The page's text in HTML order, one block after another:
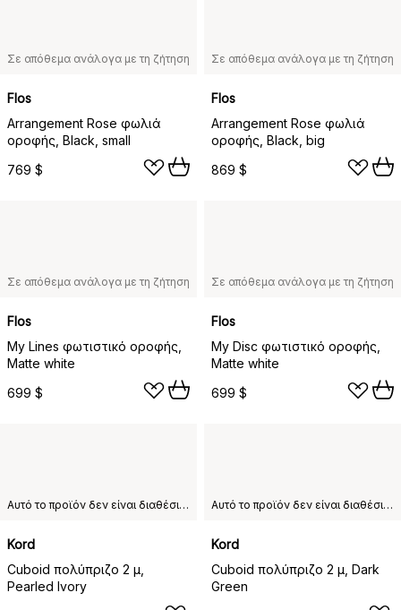
Σε απόθεμα ανάλογα με τη ζήτηση
Flos
Arrangement Rose φωλιά
οροφής, Black, small
769 $
Σε απόθεμα ανάλογα με τη ζήτηση
Flos
Arrangement Rose φωλιά
οροφής, Black, big
869 $
Σε απόθεμα ανάλογα με τη ζήτηση
Flos
My Lines φωτιστικό οροφής,
Matte white
699 $
Σε απόθεμα ανάλογα με τη ζήτηση
Flos
My Disc φωτιστικό οροφής,
Matte white
699 $
Αυτό το προϊόν δεν είναι διαθέσιμο στη χώρα παράδοσης που έχετε επιλέξει.
Kord
Cuboid πολύπριζο 2 μ,
Pearled Ivory
Αυτό το προϊόν δεν είναι διαθέσιμο στη χώρα παράδοσης που έχετε επιλέξει.
Kord
Cuboid πολύπριζο 2 μ, Dark
Green